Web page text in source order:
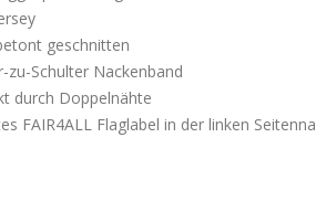
geschnitten
zu-Schulter Nackenband
durch Doppelnähte
FAIR4ALL Flaglabel in der linken